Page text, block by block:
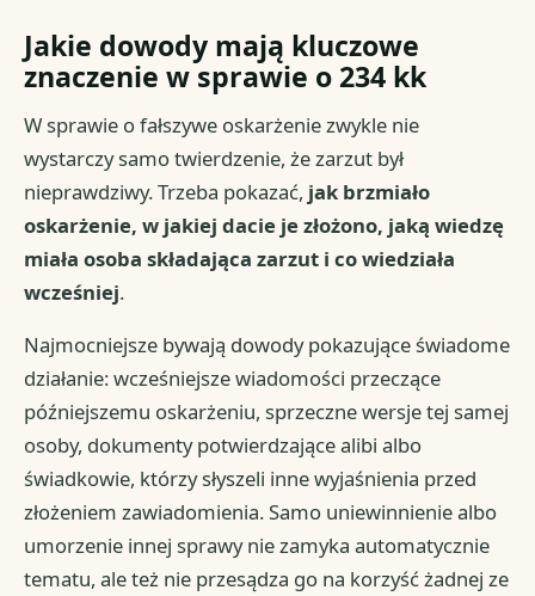
Jakie dowody mają kluczowe
znaczenie w sprawie o 234 kk
W sprawie o fałszywe oskarżenie zwykle nie
wystarczy samo twierdzenie, że zarzut był
nieprawdziwy. Trzeba pokazać, jak brzmiało
oskarżenie, w jakiej dacie je złożono, jaką wiedzę
miała osoba składająca zarzut i co wiedziała
wcześniej.
Najmocniejsze bywają dowody pokazujące świadome
działanie: wcześniejsze wiadomości przeczące
późniejszemu oskarżeniu, sprzeczne wersje tej samej
osoby, dokumenty potwierdzające alibi albo
świadkowie, którzy słyszeli inne wyjaśnienia przed
złożeniem zawiadomienia. Samo uniewinnienie albo
umorzenie innej sprawy nie zamyka automatycznie
tematu, ale też nie przesądza go na korzyść żadnej ze